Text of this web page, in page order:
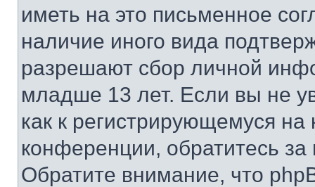
иметь на это письменное
наличие иного вида
разрешают сбор личной
младше 13 лет. Если вы не
как к регистрирующемуся
конференции, обратитесь
Обратите внимание, что